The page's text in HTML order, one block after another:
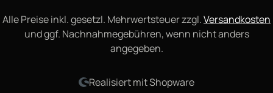
Alle Preise inkl. gesetzl. Mehrwertsteuer zzgl.Versandkosten
und ggf. Nachnahmegebühren, wenn nicht anders
angegeben.
Realisiert mit Shopware